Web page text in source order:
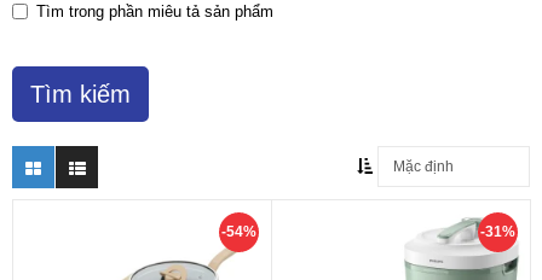
Sản phẩm khác
Tin tức
Yêu thích (0)
Tìm trong phần miêu tả sản phẩm
-54% -31%